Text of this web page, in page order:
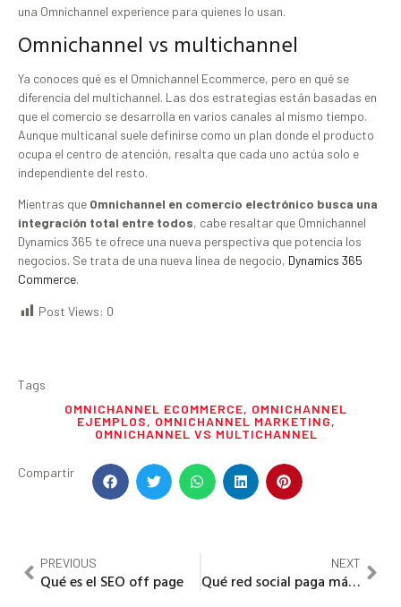
una Omnichannel experience para quienes lo usan.
Omnichannel vs multichannel
Ya conoces qué es el Omnichannel Ecommerce, pero en qué se
diferencia del multichannel. Las dos estrategias están basadas en
que el comercio se desarrolla en varios canales al mismo tiempo.
Aunque multicanal suele definirse como un plan donde el producto
ocupa el centro de atención, resalta que cada uno actúa solo e
independiente del resto.
Mientras que Omnichannel en comercio electrónico busca una
integración total entre todos, cabe resaltar que Omnichannel
Dynamics 365 te ofrece una nueva perspectiva que potencia los
negocios. Se trata de una nueva línea de negocio, Dynamics 365
Commerce.
Post Views: 0
Tags
OMNICHANNEL ECOMMERCE, OMNICHANNEL
EJEMPLOS, OMNICHANNEL MARKETING,
OMNICHANNEL VS MULTICHANNEL
Compartir
PREVIOUS
Qué es el SEO off page
NEXT
Qué red social paga más dinero